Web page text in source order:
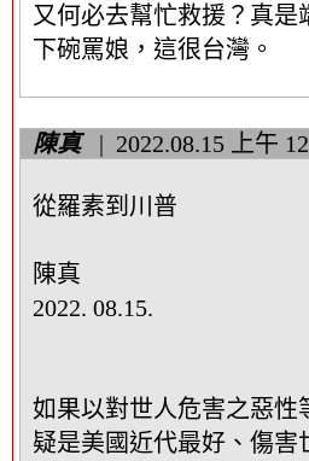
又何必去幫忙救援？真是
下碗罵娘，這很台灣。
陳真 2022.08.15 上午
從羅素到川普
陳真
2022. 08.15.
如果以對世人危害之惡性
疑是美國近代最好、傷害